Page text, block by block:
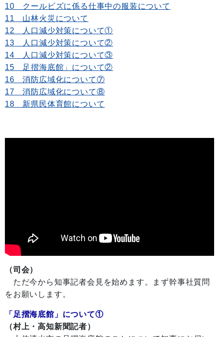
10 クールビズに係る仕事中の服装について
11 山林火災について
12 人口減少対策について①
13 人口減少対策について②
14 人口減少対策について③
15 足摺海底館」について②
16 消防広域化について⑦
17 消防広域化について⑧
18 新県民体育館について
（司会）
ただ今から知事記者会見を始めます。まず幹事社質問
をお願いします。
「足摺海底館」について①
（村上・高知新聞記者）